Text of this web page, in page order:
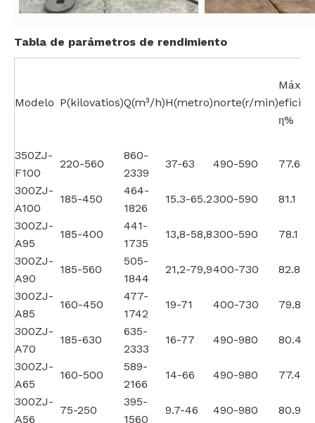
Tabla de parámetros de rendimiento
Modelo P(kilovatios)Q(m³/h)H(metro)norte(r/min)
η%
350ZJ-
F100
220-560
860-
2339
37-63 490-590
77.6
300ZJ-
A100
185-450
464-
1826
15.3-65.2300-590
81.1
300ZJ-
A95
185-400
441-
1735
13,8-58,8300-590
78.1
300ZJ-
A90
185-560
505-
1844
21,2-79,9400-730
82.8
300ZJ-
A85
160-450
477-
1742
19-71 400-730
79.8
300ZJ-
A70
185-630
635-
2333
16-77 490-980
80.4
300ZJ-
A65
160-500
589-
2166
14-66 490-980
77.4
300ZJ-
A56
75-250
395-
1560
9.7-46 490-980 80.9